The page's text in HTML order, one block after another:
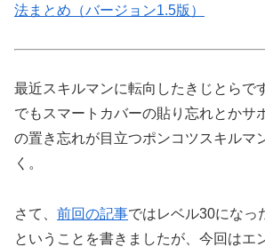
法まとめ（バージョン1.5版）
最近スキルマンに転向したきじとらで
でもスマートカバーの貼り忘れとかサ
の置き忘れが目立つポンコツスキルマ
く。
さて、 前回の記事ではレベル30になっ
ということを書きましたが、今回はエ